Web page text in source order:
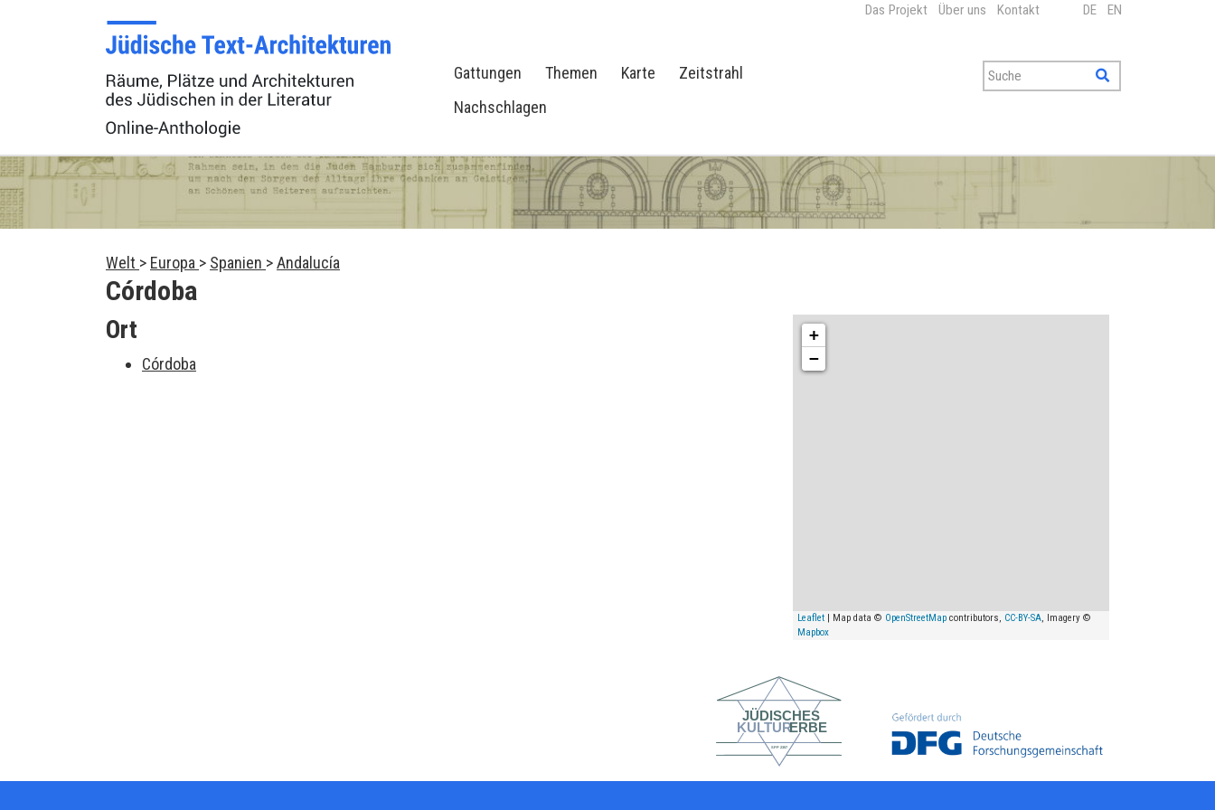
Das Projekt Über uns Kontakt DE EN
Gattungen Themen Karte
Zeitstrahl
Nachschlagen
Welt > Europa > Spanien >Andalucía
Córdoba
Ort
Córdoba
+
−
Leaflet | Map data © OpenStreetMap contributors, CC-BY-SA, Imagery ©
Mapbox